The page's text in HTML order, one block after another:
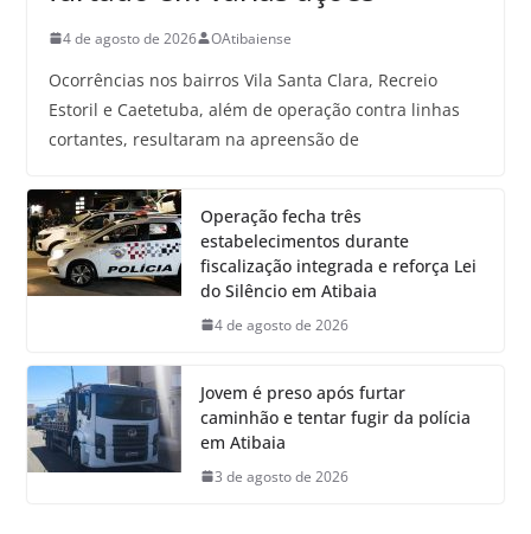
4 de agosto de 2026 OAtibaiense
Ocorrências nos bairros Vila Santa Clara, Recreio
Estoril e Caetetuba, além de operação contra linhas
cortantes, resultaram na apreensão de
Operação fecha três
estabelecimentos durante
fiscalização integrada e reforça Lei
do Silêncio em Atibaia
4 de agosto de 2026
Jovem é preso após furtar
caminhão e tentar fugir da polícia
em Atibaia
3 de agosto de 2026